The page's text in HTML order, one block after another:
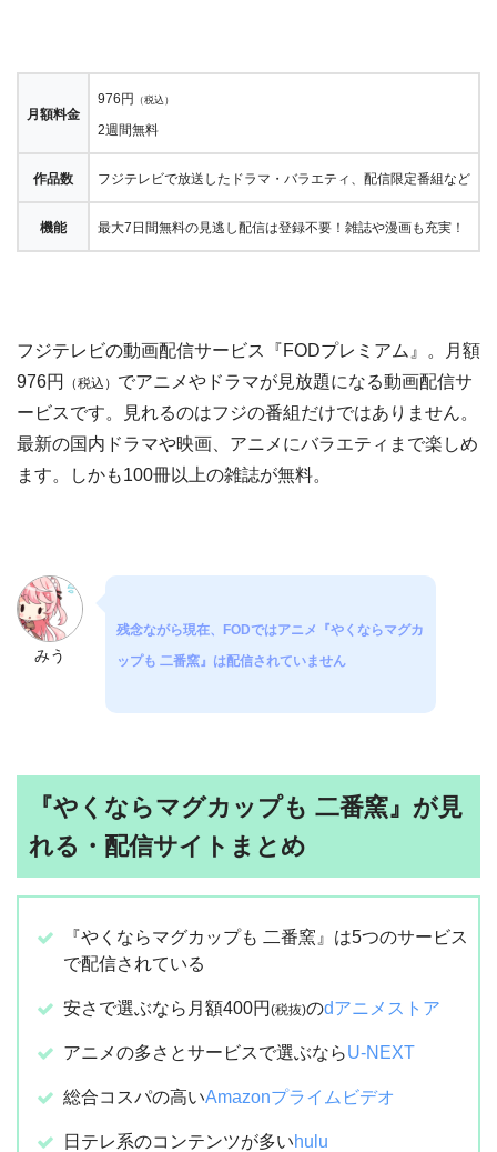
月額料金
976円 （税込）
2週間無料
作品数 フジテレビで放送したドラマ・バラエティ、配信限定番組など
機能 最大7日間無料の見逃し配信は登録不要！雑誌や漫画も充実！
フジテレビの動画配信サービス『FODプレミアム』。月額
976円
（税込） でアニメやドラマが見放題になる動画配信サ
ービスです。見れるのはフジの番組だけではありません。
最新の国内ドラマや映画、アニメにバラエティまで楽しめ
ます。しかも100冊以上の雑誌が無料。
みう
残念ながら現在、FODではアニメ『やくならマグカ
ップも 二番窯』は配信されていません
『やくならマグカップも 二番窯』が見
れる・配信サイトまとめ
『やくならマグカップも 二番窯』は5つのサービス
で配信されている
安さで選ぶなら月額400円 (税抜)のdアニメストア
アニメの多さとサービスで選ぶならU-NEXT
総合コスパの高いAmazonプライムビデオ
日テレ系のコンテンツが多いhulu